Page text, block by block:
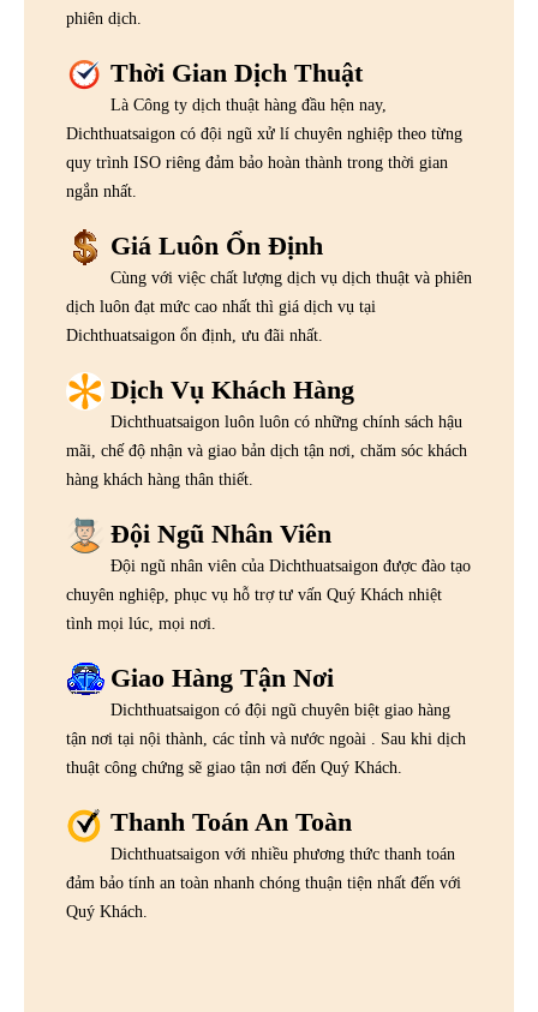
phiên dịch.
Thời Gian Dịch Thuật
Là Công ty dịch thuật hàng đầu hện nay,
Dichthuatsaigon có đội ngũ xử lí chuyên nghiệp theo từng
quy trình ISO riêng đảm bảo hoàn thành trong thời gian
ngắn nhất.
Giá Luôn Ổn Định
Cùng với việc chất lượng dịch vụ dịch thuật và phiên
dịch luôn đạt mức cao nhất thì giá dịch vụ tại
Dichthuatsaigon ổn định, ưu đãi nhất.
Dịch Vụ Khách Hàng
Dichthuatsaigon luôn luôn có những chính sách hậu
mãi, chế độ nhận và giao bản dịch tận nơi, chăm sóc khách
hàng khách hàng thân thiết.
Đội Ngũ Nhân Viên
Đội ngũ nhân viên của Dichthuatsaigon được đào tạo
chuyên nghiệp, phục vụ hỗ trợ tư vấn Quý Khách nhiệt
tình mọi lúc, mọi nơi.
Giao Hàng Tận Nơi
Dichthuatsaigon có đội ngũ chuyên biệt giao hàng
tận nơi tại nội thành, các tỉnh và nước ngoài . Sau khi dịch
thuật công chứng sẽ giao tận nơi đến Quý Khách.
Thanh Toán An Toàn
Dichthuatsaigon với nhiều phương thức thanh toán
đảm bảo tính an toàn nhanh chóng thuận tiện nhất đến với
Quý Khách.